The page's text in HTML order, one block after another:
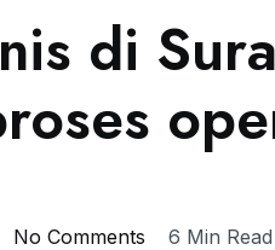
di
No Comments 6 Min Read